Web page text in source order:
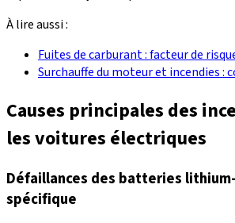
À lire aussi :
Fuites de carburant : facteur de
Surchauffe du moteur et incendies :
Causes principales des
les voitures électriques
Défaillances des batteries
spécifique